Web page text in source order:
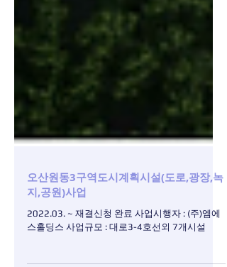
오산원동3구역도시계획시설(도로,광장,녹
지,공원)사업
스홀딩스 사업규모 : 대로3-4호선외 7개시설